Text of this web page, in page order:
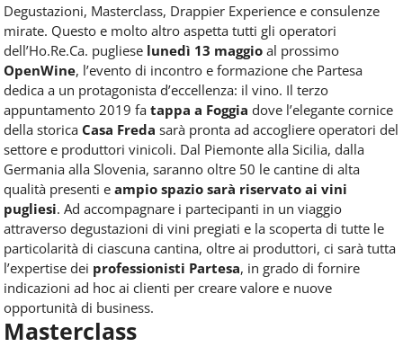
Degustazioni, Masterclass, Drappier Experience e consulenze
mirate. Questo e molto altro aspetta tutti gli operatori
dell’Ho.Re.Ca. pugliese lunedì 13 maggio al prossimo
OpenWine, l’evento di incontro e formazione che Partesa
dedica a un protagonista d’eccellenza: il vino. Il terzo
appuntamento 2019 fa tappa a Foggia dove l’elegante cornice
della storica Casa Freda sarà pronta ad accogliere operatori del
settore e produttori vinicoli. Dal Piemonte alla Sicilia, dalla
Germania alla Slovenia, saranno oltre 50 le cantine di alta
qualità presenti e ampio spazio sarà riservato ai vini
pugliesi. Ad accompagnare i partecipanti in un viaggio
attraverso degustazioni di vini pregiati e la scoperta di tutte le
particolarità di ciascuna cantina, oltre ai produttori, ci sarà tutta
l’expertise dei professionisti Partesa, in grado di fornire
indicazioni ad hoc ai clienti per creare valore e nuove
opportunità di business.
Masterclass